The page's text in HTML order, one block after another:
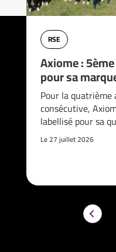
RSE
Axiome :
pour sa
Pour la quatrième
consécutive,
labellisé pour sa
Le 27 juillet 2026